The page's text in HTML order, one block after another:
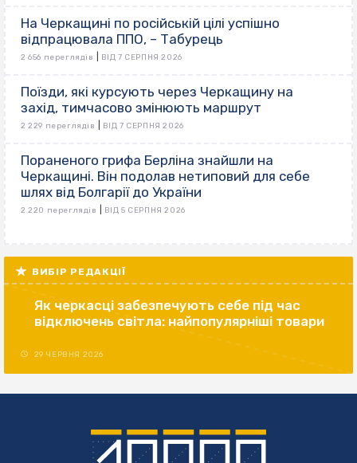
На Черкащині по російській цілі успішно
відпрацювала ППО, – Табурець
2 656 переглядів ВІД 7 СЕРПНЯ 2026
Поїзди, які курсують через Черкащину на
захід, тимчасово змінюють маршрут
2 229 переглядів ВІД 7 СЕРПНЯ 2026
Пораненого грифа Берліна знайшли на
Черкащині. Він подолав нетиповий для себе
шлях від Болгарії до України
2 220 переглядів ВІД 5 СЕРПНЯ 2026
ВИБІР РЕДАКЦІЇ
Як черкасці забезпечують себе під час
відключень світла: найпопулярніші товари
29 ЧЕРВНЯ 2026